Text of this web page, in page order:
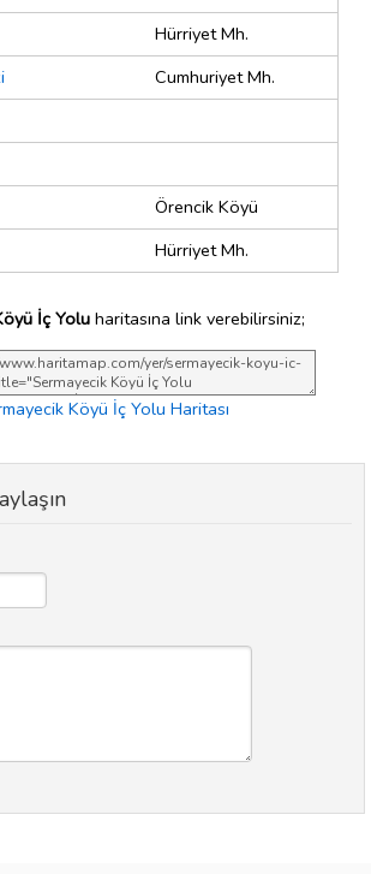
Hürriyet Mh.
Cumhuriyet Mh.
Örencik Köyü
Hürriyet Mh.
İç Yoluharitasına link verebilirsiniz;
Köyü İç Yolu Haritası